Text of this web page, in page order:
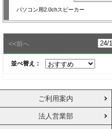
パソコン用2.0chスピーカー
<<前へ
並べ替え：
ご利用案内
法人営業部